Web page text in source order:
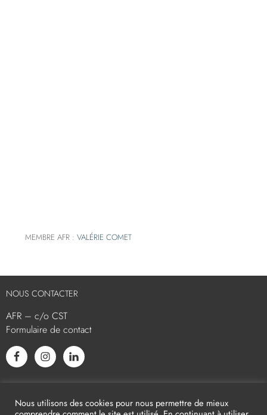
MEMBRE AFR :VALÉRIE COMET
NOUS CONTACTER
AFR – c/o CST
Formulaire de contact
Nous utilisons des cookies pour nous permettre de mieux